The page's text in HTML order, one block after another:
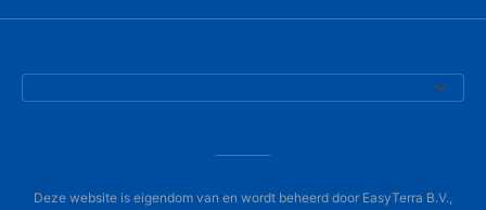
Deze website is eigendom van en wordt beheerd door EasyTerra B.V.,